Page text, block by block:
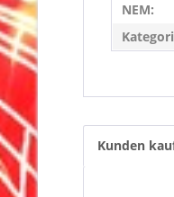
NEM:
Kunden